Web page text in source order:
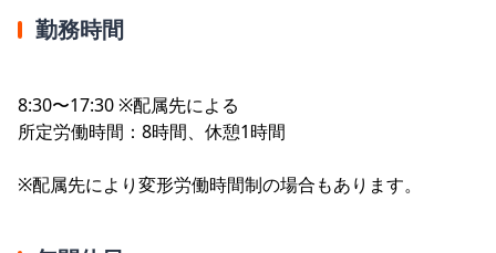
勤務時間
8:30〜17:30 ※配属先による
所定労働時間：8時間、休憩1時間
※配属先により変形労働時間制の場合もあります。